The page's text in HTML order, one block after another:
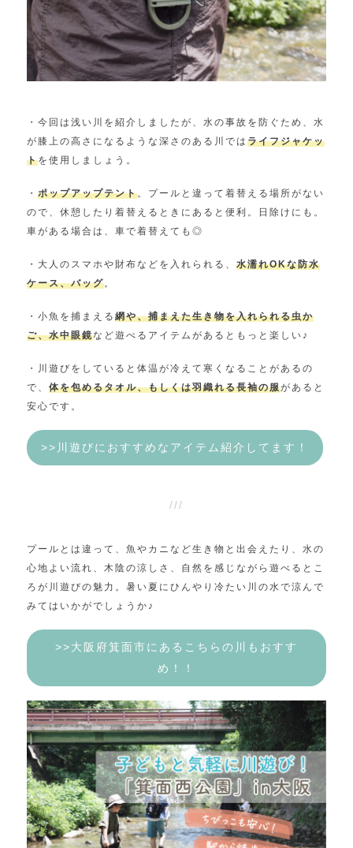
・今回は浅い川を紹介しましたが、水の事故を防ぐため、水
が膝上の高さになるような深さのある川では ライフジャケッ
トを使用しましょう。
・ ポップアップテント。プールと違って着替える場所がない
ので、休憩したり着替えるときにあると便利。日除けにも。
車がある場合は、車で着替えても◎
・大人のスマホや財布などを入れられる、 水濡れOKな防水
ケース、バッグ。
・小魚を捕まえる 網や、捕まえた生き物を入れられる虫か
ご、水中眼鏡など遊べるアイテムがあるともっと楽しい♪
・川遊びをしていると体温が冷えて寒くなることがあるの
で、 体を包めるタオル、もしくは羽織れる長袖の服があると
安心です。
>>川遊びにおすすめなアイテム紹介してます！
プールとは違って、魚やカニなど生き物と出会えたり、水の
心地よい流れ、木陰の涼しさ、自然を感じながら遊べるとこ
ろが川遊びの魅力。暑い夏にひんやり冷たい川の水で涼んで
みてはいかがでしょうか♪
>>大阪府箕面市にあるこちらの川もおすす
め！！